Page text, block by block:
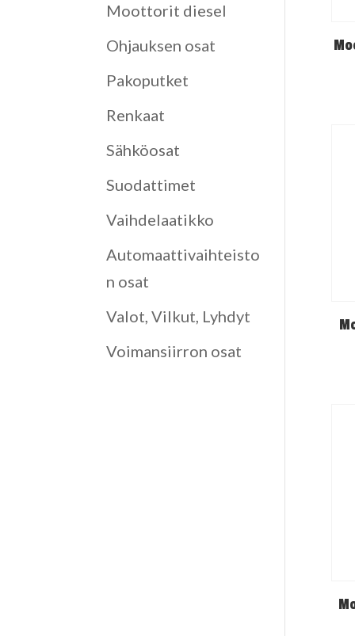
Moottorit diesel
Ohjauksen osat
Pakoputket
Renkaat
Sähköosat
Suodattimet
Vaihdelaatikko
Automaattivaihteisto
n osat
Valot, Vilkut, Lyhdyt
Voimansiirron osat